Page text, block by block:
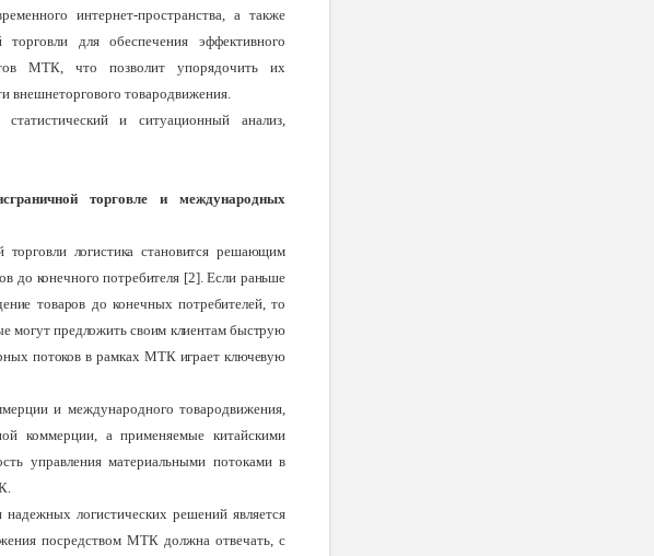
интернет-пространства, а также
для обеспечения эффективного
МТК, что позволит упорядочить их
внешнеторгового товародвижения.
статистический и ситуационный анализ,
торговле и международных
логистика становится решающим
до конечного потребителя [2]. Если раньше
товаров до конечных потребителей, то
могут предложить своим клиентам быструю
потоков в рамках МТК играет ключевую
и международного товародвижения,
коммерции, а применяемые китайскими
управления материальными потоками в
логистических решений является
посредством МТК должна отвечать, с